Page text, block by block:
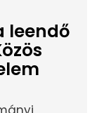
leendő